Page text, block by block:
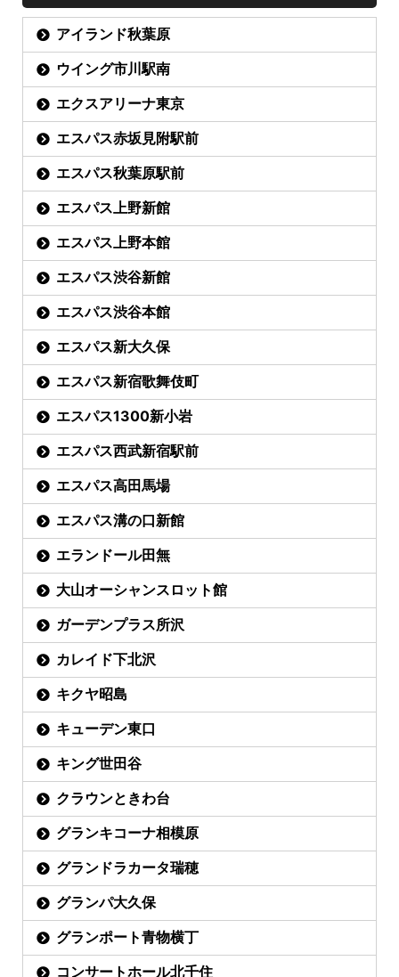
アイランド秋葉原
ウイング市川駅南
エクスアリーナ東京
エスパス赤坂見附駅前
エスパス秋葉原駅前
エスパス上野新館
エスパス上野本館
エスパス渋谷新館
エスパス渋谷本館
エスパス新大久保
エスパス新宿歌舞伎町
エスパス1300新小岩
エスパス西武新宿駅前
エスパス高田馬場
エスパス溝の口新館
エランドール田無
大山オーシャンスロット館
ガーデンプラス所沢
カレイド下北沢
キクヤ昭島
キューデン東口
キング世田谷
クラウンときわ台
グランキコーナ相模原
グランドラカータ瑞穂
グランパ大久保
グランポート青物横丁
コンサートホール北千住